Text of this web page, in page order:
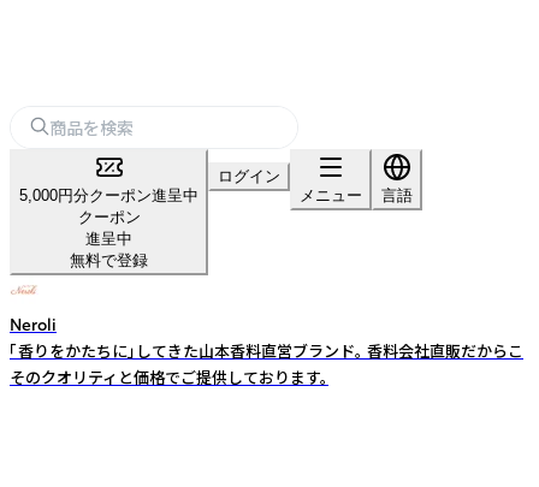
5,000円分クーポン進呈中
クーポン
進呈中
無料で登録
ログイン
メニュー
言語
Neroli
「香りをかたちに」してきた山本香料直営ブランド。 香料会社直販だからこ
そのクオリティと価格でご提供しております。